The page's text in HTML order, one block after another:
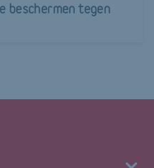
beschermen tegen